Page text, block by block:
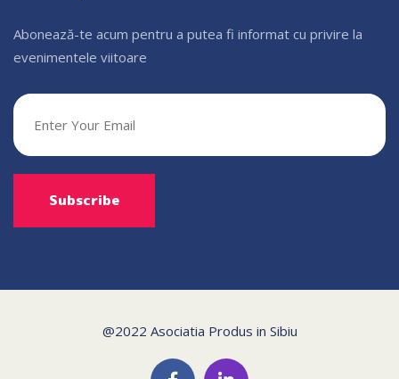
Abonează-te acum pentru a putea fi informat cu privire la
evenimentele viitoare
@2022 Asociatia Produs in Sibiu